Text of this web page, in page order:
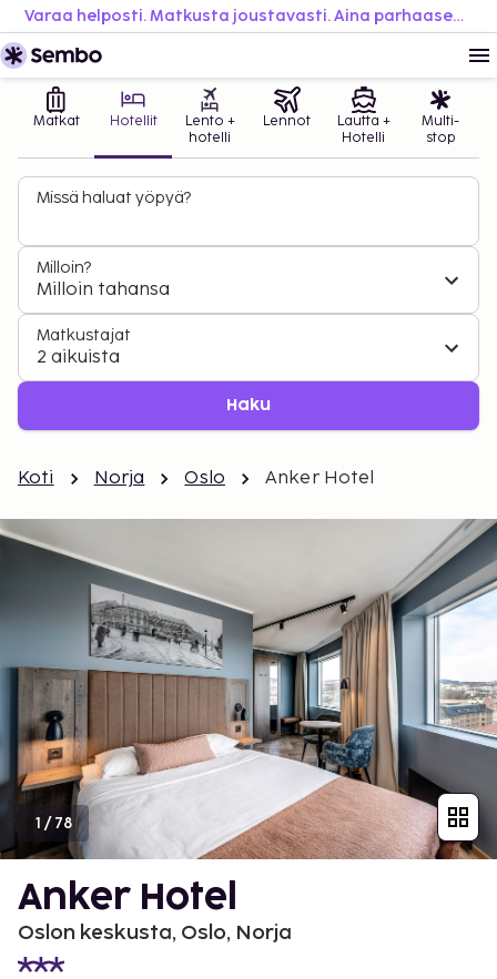
Varaa helposti. Matkusta joustavasti. Aina parhaaseen hintaan.
Matkat Hotellit
Lento +
hotelli
Lennot
Lautta +
Hotelli
Multi-
stop
Missä haluat yöpyä?
Milloin?
Milloin tahansa
Matkustajat
2 aikuista
Haku
Koti Norja Oslo Anker Hotel
1 /78
Anker Hotel
Oslon keskusta, Oslo, Norja